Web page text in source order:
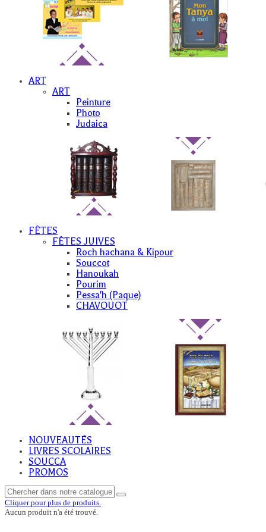
ART
ART
Peinture
Photo
Judaica
FÊTES
FÊTES JUIVES
Roch hachana & Kipour
Souccot
Hanoukah
Pourim
Pessa'h (Paque)
CHAVOUOT
NOUVEAUTÉS
LIVRES SCOLAIRES
SOUCCA
PROMOS
Cliquer pour plus de produits.
Aucun produit n'a été trouvé.